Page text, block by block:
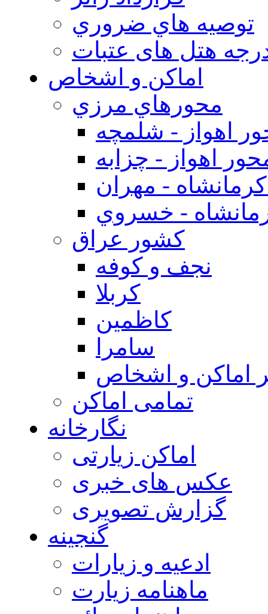
توصيه هاي ضروري
هتل های عتبات
اماکن و اشخاص
محورهاي مرزي
اهواز - شلمچه
اهواز - چزابه
- مهران
- خسروي
كشور عراق
نجف و كوفه
كربلا
كاظمين
سامرا
اماكن و اشخاص
تمامی اماکن
نگارخانه
اماکن زیارتی
عکس های خبری
گزارش تصویری
گنجینه
ادعیه و زیارات
ماهنامه زیارت